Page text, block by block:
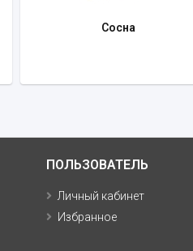
Сосна
ПОЛЬЗОВАТЕЛЬ
Личный кабинет
Избранное